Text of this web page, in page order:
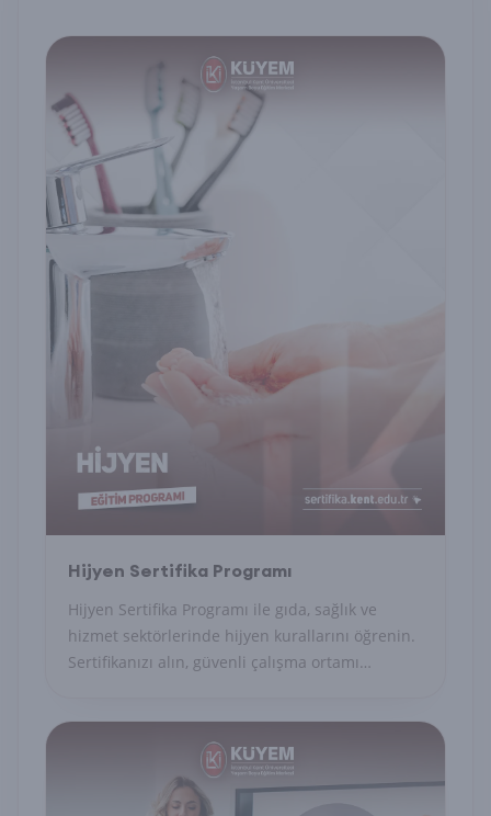
Hijyen Sertifika Programı
Hijyen Sertifika Programı ile gıda, sağlık ve
hizmet sektörlerinde hijyen kurallarını öğrenin.
Sertifikanızı alın, güvenli çalışma ortamı